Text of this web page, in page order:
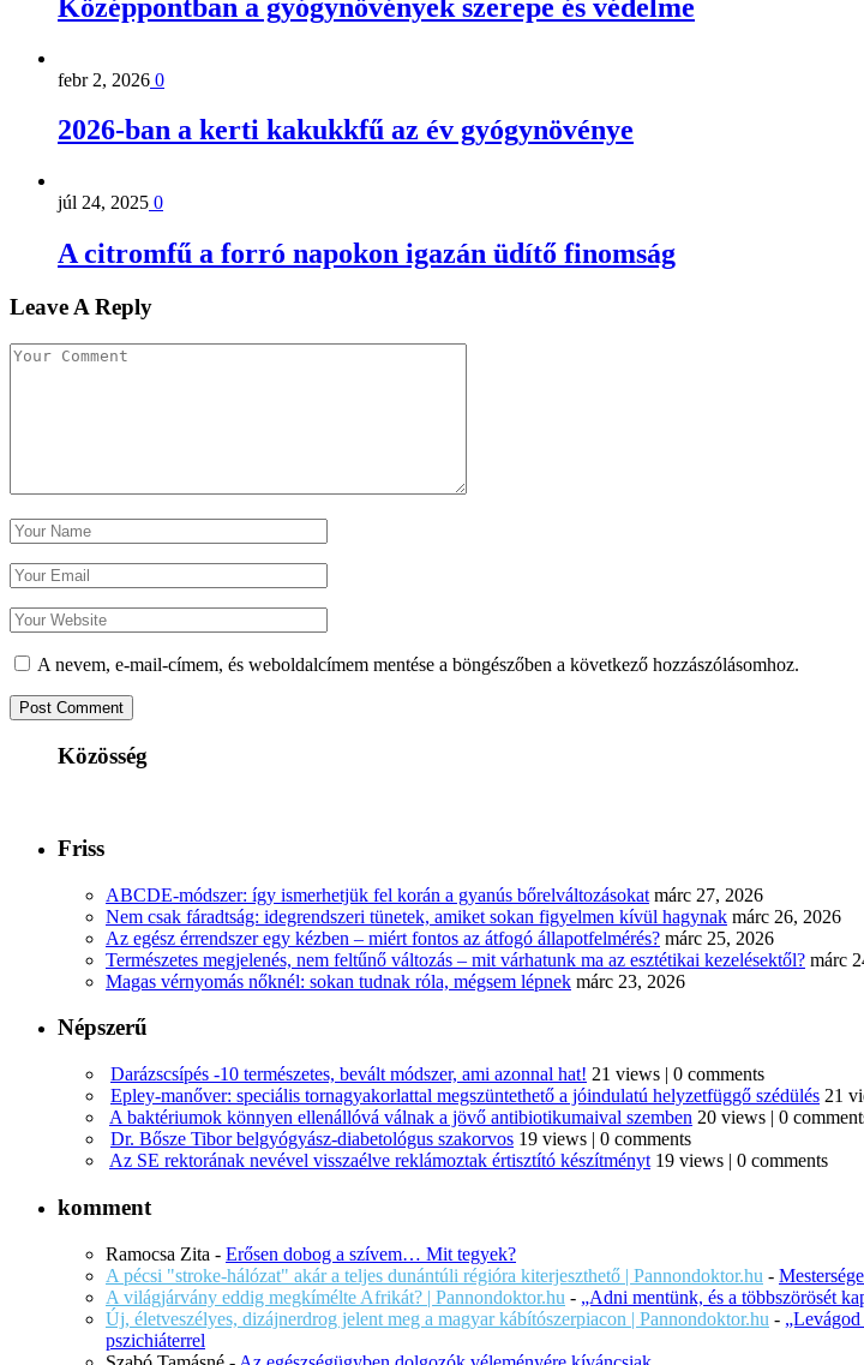
Középpontban a gyógynövények szerepe és védelme
febr 2, 2026 0
2026-ban a kerti kakukkfű az év gyógynövénye
júl 24, 2025 0
A citromfű a forró napokon igazán üdítő finomság
Leave A Reply
A nevem, e-mail-címem, és weboldalcímem mentése a böngészőben a következő hozzászólásomhoz.
Közösség
Friss
ABCDE‑módszer: így ismerhetjük fel korán a gyanús bőrelváltozásokat márc 27, 2026
Nem csak fáradtság: idegrendszeri tünetek, amiket sokan figyelmen kívül hagynak márc 26, 2026
Az egész érrendszer egy kézben – miért fontos az átfogó állapotfelmérés? márc 25, 2026
Természetes megjelenés, nem feltűnő változás – mit várhatunk ma az esztétikai kezelésektől? márc
Magas vérnyomás nőknél: sokan tudnak róla, mégsem lépnek márc 23, 2026
Népszerű
Darázscsípés -10 természetes, bevált módszer, ami azonnal hat! 21 views | 0 comments
Epley-manőver: speciális tornagyakorlattal megszüntethető a jóindulatú helyzetfüggő szédülés 21
A baktériumok könnyen ellenállóvá válnak a jövő antibiotikumaival szemben 20 views | 0
Dr. Bősze Tibor belgyógyász-diabetológus szakorvos 19 views | 0 comments
Az SE rektorának nevével visszaélve reklámoztak értisztító készítményt 19 views | 0 comments
komment
Ramocsa Zita - Erősen dobog a szívem… Mit tegyek?
A pécsi "stroke-hálózat" akár a teljes dunántúli régióra kiterjeszthető | Pannondoktor.hu -
A világjárvány eddig megkímélte Afrikát? | Pannondoktor.hu - „Adni mentünk, és a többszörösét
Új, életveszélyes, dizájnerdrog jelent meg a magyar kábítószerpiacon | Pannondoktor.hu -
pszichiáterrel